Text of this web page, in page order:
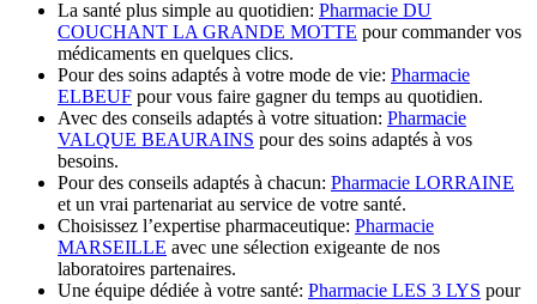
La santé plus simple au quotidien: Pharmacie DU
COUCHANT LA GRANDE MOTTE pour commander vos
médicaments en quelques clics.
Pour des soins adaptés à votre mode de vie: Pharmacie
ELBEUF pour vous faire gagner du temps au quotidien.
Avec des conseils adaptés à votre situation: Pharmacie
VALQUE BEAURAINS pour des soins adaptés à vos
besoins.
Pour des conseils adaptés à chacun: Pharmacie LORRAINE
et un vrai partenariat au service de votre santé.
Choisissez l’expertise pharmaceutique: Pharmacie
MARSEILLE avec une sélection exigeante de nos
laboratoires partenaires.
Une équipe dédiée à votre santé: Pharmacie LES 3 LYS pour